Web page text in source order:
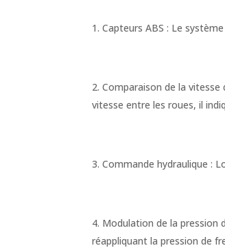
Capteurs ABS : Le
Comparaison de la
vitesse entre les roues, il
Commande hydraulique :
Modulation de la pression
réappliquant la pression de